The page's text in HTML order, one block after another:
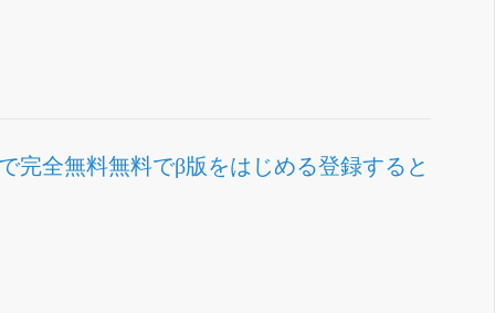
完全無料無料でβ版をはじめる登録すると